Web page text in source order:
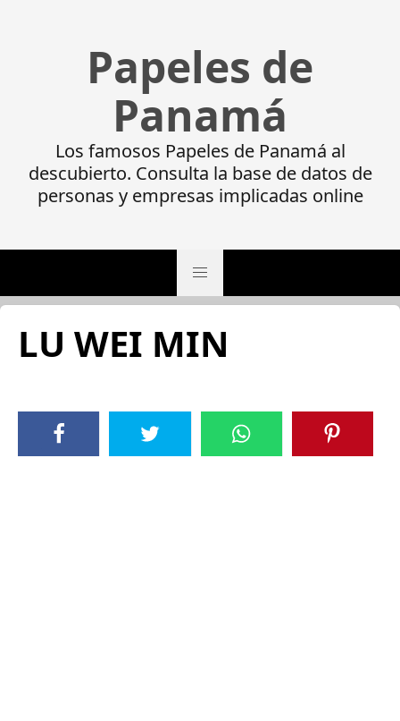
Papeles de
Panamá
Los famosos Papeles de Panamá al
descubierto. Consulta la base de datos de
personas y empresas implicadas online
LU WEI MIN